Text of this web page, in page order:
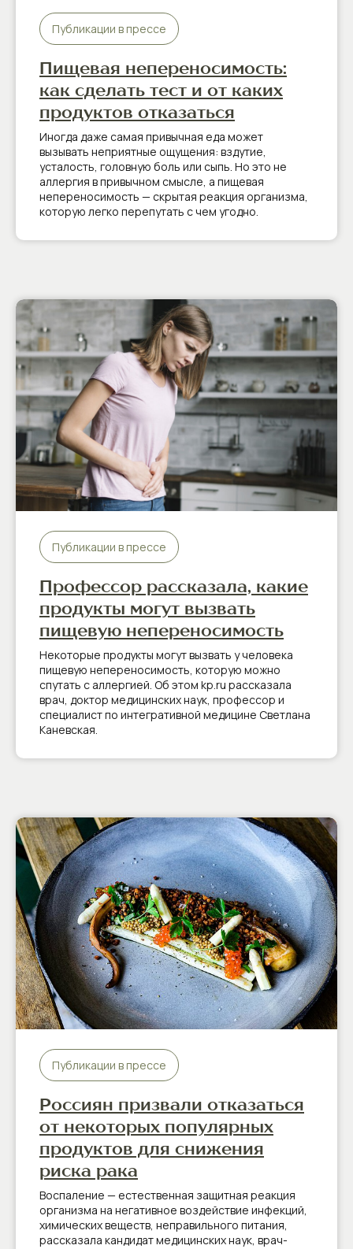
Публикации в прессе
Пищевая непереносимость:
как сделать тест и от каких
продуктов отказаться
Иногда даже самая привычная еда может
вызывать неприятные ощущения: вздутие,
усталость, головную боль или сыпь. Но это не
аллергия в привычном смысле, а пищевая
непереносимость — скрытая реакция организма,
которую легко перепутать с чем угодно.
Публикации в прессе
Профессор рассказала, какие
продукты могут вызвать
пищевую непереносимость
Некоторые продукты могут вызвать у человека
пищевую непереносимость, которую можно
спутать с аллергией. Об этом kp.ru рассказала
врач, доктор медицинских наук, профессор и
специалист по интегративной медицине Светлана
Каневская.
Публикации в прессе
Россиян призвали отказаться
от некоторых популярных
продуктов для снижения
риска рака
Воспаление — естественная защитная реакция
организма на негативное воздействие инфекций,
химических веществ, неправильного питания,
рассказала кандидат медицинских наук, врач-